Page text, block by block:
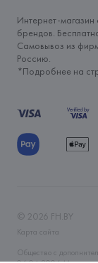
Интернет-
брендов.
Самовывоз из
Россию.
*Подробнее на
© 2026 FH.BY
Карта сайта
Общество с